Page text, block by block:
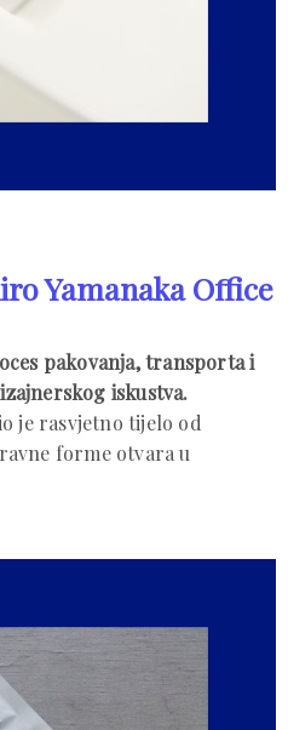
Yamanaka Office
pakovanja, transporta i
iskustva.
je rasvjetno tijelo od
forme otvara u